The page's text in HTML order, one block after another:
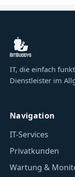
IT, die einfach
Dienstleister im
Navigation
IT-Services
Privatkunden
Wartung &